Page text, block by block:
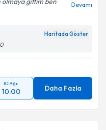
Devamı
Haritada Göster
10 Ağu
10:00 Daha Fazla